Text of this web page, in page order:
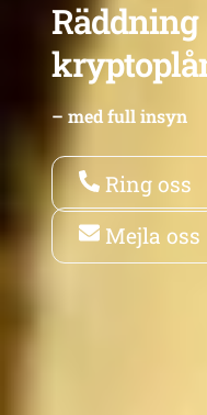
Räddning
– med full insyn
Ring oss
Mejla oss